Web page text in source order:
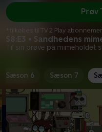
S8:E3 • Sandhedens
Til sin prøve på mimeholdet
Prøv
*tilkøbes til TV 2 Play
Sæson 6 Sæson 7